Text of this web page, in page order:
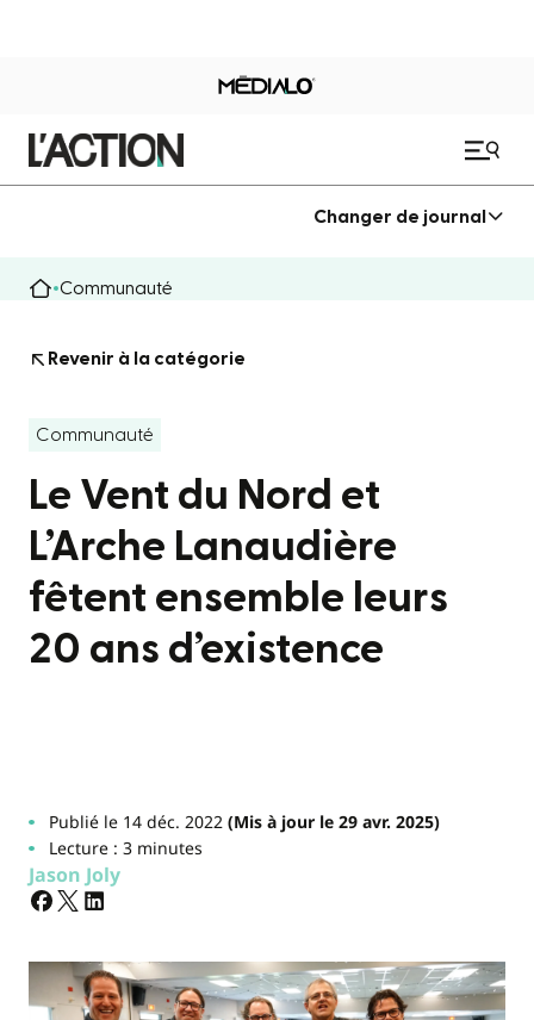
Changer de journal
Communauté
Revenir à la catégorie
Communauté
Le Vent du Nord et
L’Arche Lanaudière
fêtent ensemble leurs
20 ans d’existence
Publié le 14 déc. 2022(Mis à jour le 29 avr. 2025)
Lecture : 3 minutes
Jason Joly